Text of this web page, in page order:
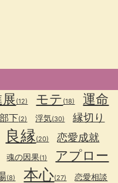
(12) モテ (18)
運命
部下(2) 浮気(30) 縁切り
良縁(20) 恋愛成就
魂の因果(1)
アプロー
(8) 本心(27) 恋愛相談